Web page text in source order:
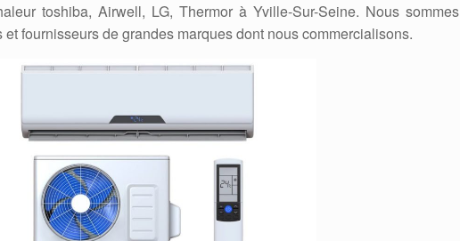
toshiba, Airwell, LG, Thermor à Yville-Sur-Seine. Nous sommes
fournisseurs de grandes marques dont nous commercialisons.